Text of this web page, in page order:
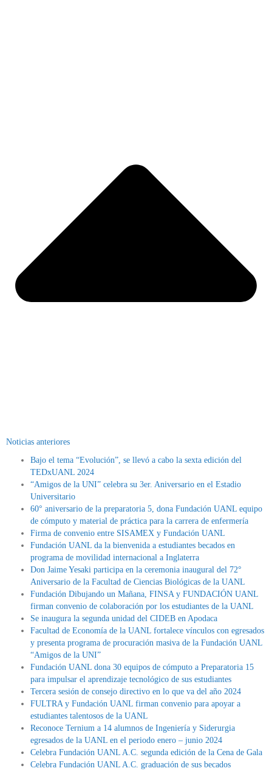
Noticias anteriores
Bajo el tema “Evolución”, se llevó a cabo la sexta edición del
TEDxUANL 2024
“Amigos de la UNI” celebra su 3er. Aniversario en el Estadio
Universitario
60° aniversario de la preparatoria 5, dona Fundación UANL equipo
de cómputo y material de práctica para la carrera de enfermería
Firma de convenio entre SISAMEX y Fundación UANL
Fundación UANL da la bienvenida a estudiantes becados en
programa de movilidad internacional a Inglaterra
Don Jaime Yesaki participa en la ceremonia inaugural del 72°
Aniversario de la Facultad de Ciencias Biológicas de la UANL
Fundación Dibujando un Mañana, FINSA y FUNDACIÓN UANL
firman convenio de colaboración por los estudiantes de la UANL
Se inaugura la segunda unidad del CIDEB en Apodaca
Facultad de Economía de la UANL fortalece vínculos con egresados
y presenta programa de procuración masiva de la Fundación UANL
“Amigos de la UNI”
Fundación UANL dona 30 equipos de cómputo a Preparatoria 15
para impulsar el aprendizaje tecnológico de sus estudiantes
Tercera sesión de consejo directivo en lo que va del año 2024
FULTRA y Fundación UANL firman convenio para apoyar a
estudiantes talentosos de la UANL
Reconoce Ternium a 14 alumnos de Ingeniería y Siderurgia
egresados de la UANL en el periodo enero – junio 2024
Celebra Fundación UANL A.C. segunda edición de la Cena de Gala
Celebra Fundación UANL A.C. graduación de sus becados